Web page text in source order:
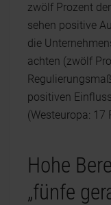
zwölf Prozent
sehen positive
die
achten (zwölf
positiven
(Westeuropa: 17
Hohe
„fünfe